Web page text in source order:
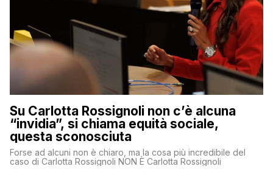
Su Carlotta Rossignoli non c’è alcuna
“invidia”, si chiama equità sociale,
questa sconosciuta
Forse ad alcuni non è chiaro, ma la cosa più incredibile del
caso di Carlotta Rossignoli NON È Carlotta Rossignoli